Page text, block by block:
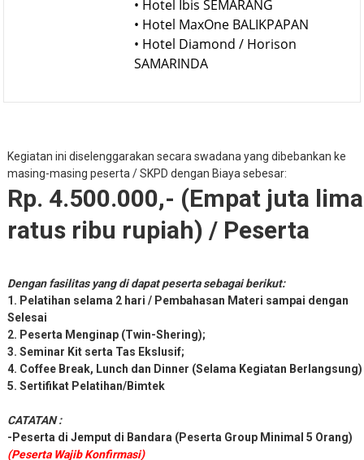
• Hotel Ibis SEMARANG
• Hotel MaxOne BALIKPAPAN
• Hotel Diamond / Horison
SAMARINDA
Kegiatan ini diselenggarakan secara swadana yang dibebankan ke
masing-masing peserta / SKPD dengan Biaya sebesar:
Rp. 4.500.000,- (Empat juta lima
ratus ribu rupiah) / Peserta
Dengan fasilitas yang di dapat peserta sebagai berikut:
1. Pelatihan selama 2 hari / Pembahasan Materi sampai dengan
Selesai
2. Peserta Menginap (Twin-Shering);
3. Seminar Kit serta Tas Ekslusif;
4. Coffee Break, Lunch dan Dinner (Selama Kegiatan Berlangsung)
5. Sertifikat Pelatihan/Bimtek
CATATAN :
-Peserta di Jemput di Bandara (Peserta Group Minimal 5 Orang)
(Peserta Wajib Konfirmasi)